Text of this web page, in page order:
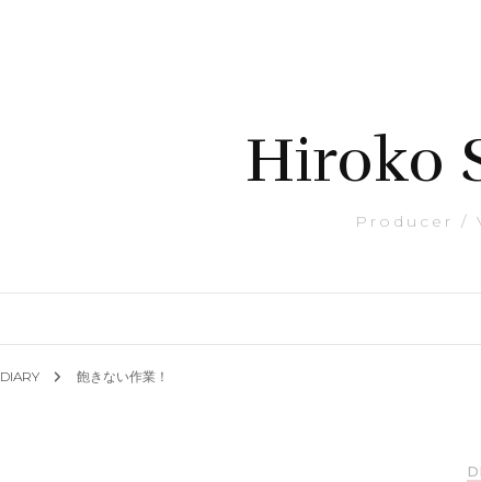
Hiroko
Producer /
DIARY 飽きない作業！